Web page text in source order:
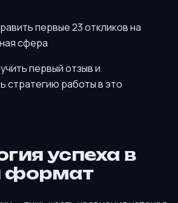
первые 23 откликов на
сфера
первый отзыв и
стратегию работы в это
успеха в
формат